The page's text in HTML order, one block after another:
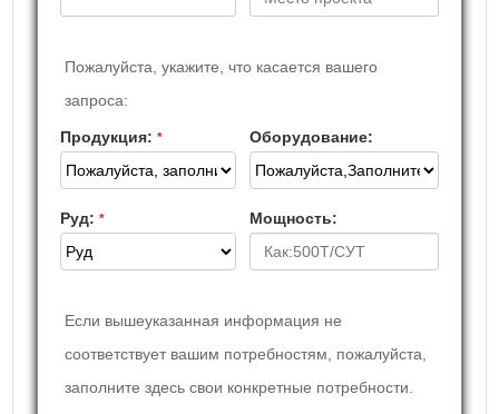
Пожалуйста, укажите, что касается вашего
запроса:
Продукция:* Оборудование:
Руд:* Мощность:
Если вышеуказанная информация не
соответствует вашим потребностям, пожалуйста,
заполните здесь свои конкретные потребности.